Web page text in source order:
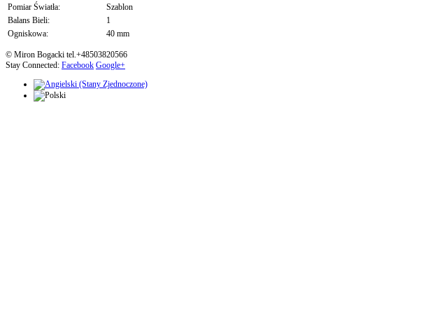
Pomiar Światła:
Szablon
Balans Bieli:
1
Ogniskowa:
40 mm
© Miron Bogacki tel.+48503820566
Stay Connected: Facebook Google+